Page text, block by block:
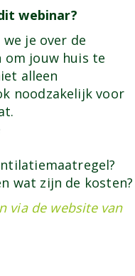
webinar?
je over de
om jouw huis te
alleen
noodzakelijk voor
wat zijn de kosten?
via de website van